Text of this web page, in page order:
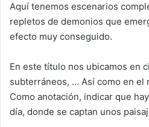
Aquí tenemos escenarios
repletos de demonios que
efecto muy conseguido.
En este título nos ubicamos en
subterráneos, … Así como en el
Como anotación, indicar que
día, donde se captan unos